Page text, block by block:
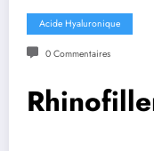
Acide Hyaluronique
0 Commentaires